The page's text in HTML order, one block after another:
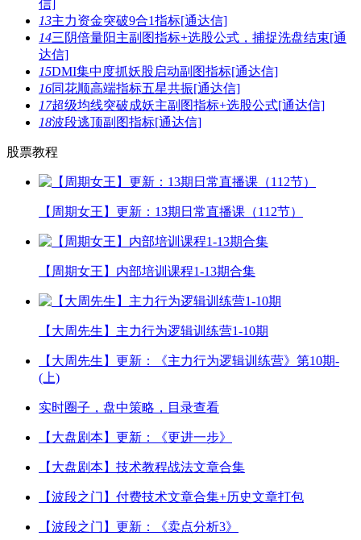
信]
13主力资金突破9合1指标[通达信]
14三阴倍量阳主副图指标+选股公式，捕捉洗盘结束[通
达信]
15DMI集中度抓妖股启动副图指标[通达信]
16同花顺高端指标五星共振[通达信]
17超级均线突破成妖主副图指标+选股公式[通达信]
18波段逃顶副图指标[通达信]
股票教程
【周期女王】更新：13期日常直播课（112节）
【周期女王】内部培训课程1-13期合集
【大周先生】主力行为逻辑训练营1-10期
【大周先生】更新：《主力行为逻辑训练营》第10期-
(上)
实时圈子，盘中策略，目录查看
【大盘剧本】更新：《更进一步》
【大盘剧本】技术教程战法文章合集
【波段之门】付费技术文章合集+历史文章打包
【波段之门】更新：《卖点分析3》